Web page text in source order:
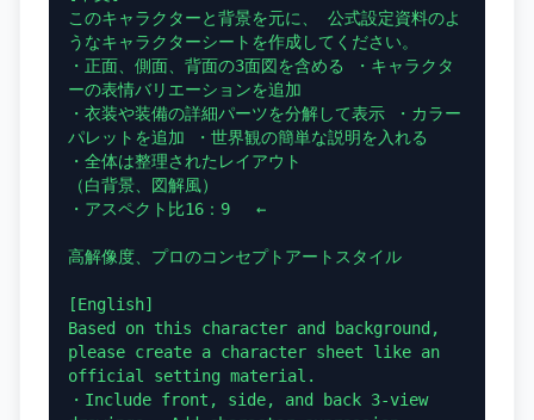
このキャラクターと背景を元に、 公式設定資料のよ
うなキャラクターシートを作成してください。
・正面、側面、背面の3面図を含める ・キャラクタ
ーの表情バリエーションを追加
・衣装や装備の詳細パーツを分解して表示 ・カラー
パレットを追加 ・世界観の簡単な説明を入れる
・全体は整理されたレイアウト
（白背景、図解風）
・アスペクト比16：9 　←
高解像度、プロのコンセプトアートスタイル
[English]
Based on this character and background,
please create a character sheet like an
official setting material.
・Include front, side, and back 3-view